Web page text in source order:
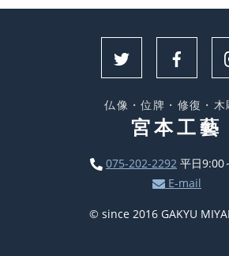
仏像・位牌・修復・木
宮本工藝
075-202-2292 平日9:00
E-mail
© since 2016 GAKYU